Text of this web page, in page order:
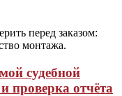
перед заказом:
монтажа.
судебной
проверка отчёта